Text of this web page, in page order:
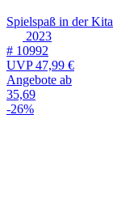
Spielspaß in der Kita
2023
# 10992
UVP47,99 €
Angebote ab
35,69
-26%